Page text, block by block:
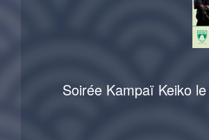
Soirée Kampaï Keiko